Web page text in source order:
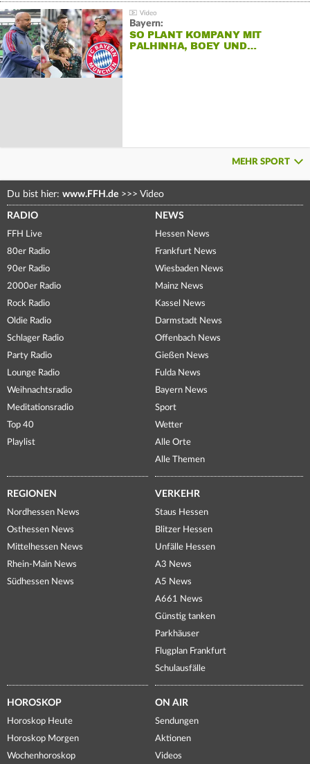
Bayern:
SO PLANT KOMPANY MIT
PALHINHA, BOEY UND…
MEHR SPORT
Du bist hier: www.FFH.de >>> Video
RADIO
FFH Live
80er Radio
90er Radio
2000er Radio
Rock Radio
Oldie Radio
Schlager Radio
Party Radio
Lounge Radio
Weihnachtsradio
Meditationsradio
Top 40
Playlist
NEWS
Hessen News
Frankfurt News
Wiesbaden News
Mainz News
Kassel News
Darmstadt News
Offenbach News
Gießen News
Fulda News
Bayern News
Sport
Wetter
Alle Orte
Alle Themen
REGIONEN
Nordhessen News
Osthessen News
Mittelhessen News
Rhein-Main News
Südhessen News
VERKEHR
Staus Hessen
Blitzer Hessen
Unfälle Hessen
A3 News
A5 News
A661 News
Günstig tanken
Parkhäuser
Flugplan Frankfurt
Schulausfälle
HOROSKOP
Horoskop Heute
Horoskop Morgen
Wochenhoroskop
ON AIR
Sendungen
Aktionen
Videos